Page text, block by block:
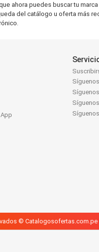
ahora puedes buscar tu
del catálogo u oferta más
© Catalogosofertas.com.pe